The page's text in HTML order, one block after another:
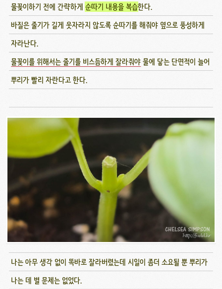
물꽂이하기 전에 간략하게순따기 내용을 복습한다.
바질은 줄기가 길게 웃자라지 않도록 순따기를 해줘야 옆으로 풍성하게
자라난다.
물꽂이를 위해서는 줄기를 비스듬하게 잘라줘야물에 닿는 단면적이 늘어
뿌리가 빨리 자란다고 한다.
나는 아무 생각 없이 똑바로 잘라버렸는데 시일이 좀더 소요될 뿐 뿌리가
나는 데 별 문제는 없었다.